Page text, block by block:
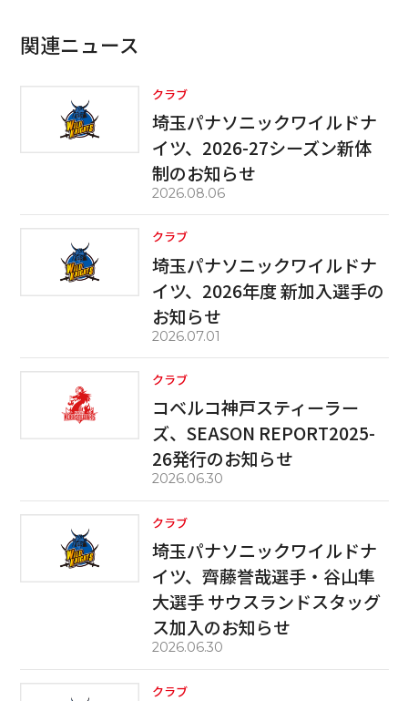
関連ニュース
クラブ
埼玉パナソニックワイルドナ
イツ、2026-27シーズン新体
制のお知らせ
2026.08.06
クラブ
埼玉パナソニックワイルドナ
イツ、2026年度 新加入選手の
お知らせ
2026.07.01
クラブ
コベルコ神戸スティーラー
ズ、SEASON REPORT2025-
26発⾏のお知らせ
2026.06.30
クラブ
埼玉パナソニックワイルドナ
イツ、齊藤誉哉選手・谷山隼
大選手 サウスランドスタッグ
ス加入のお知らせ
2026.06.30
クラブ